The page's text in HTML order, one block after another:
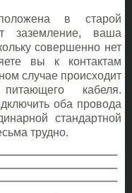
в старой
заземление, ваша
совершенно нет
вы к контактам
случае происходит
кабеля.
оба провода
стандартной
трудно.